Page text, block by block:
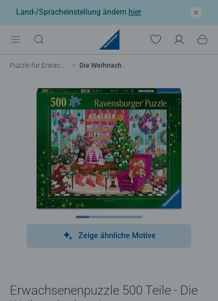
Land-/Spracheinstellung ändern hier
Puzzle für Erwachsene Die Weihnachtsboutique
Zeige ähnliche Motive
Erwachsenenpuzzle 500 Teile - Die